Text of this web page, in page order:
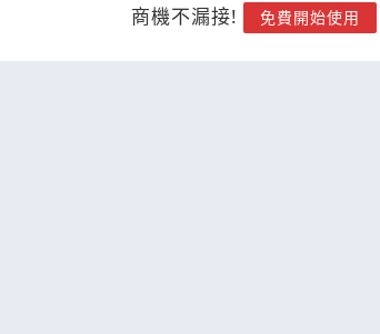
商機不漏接!
免費開始使用